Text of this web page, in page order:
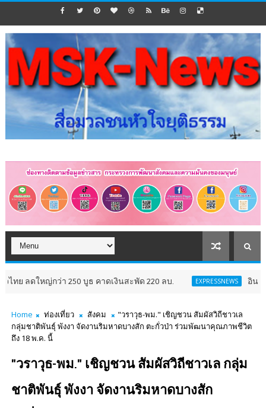
250 บูธ คาดเงินสะพัด 220 ลบ. EXPRESSNEWS อินฟอร์มา มาร์เก็ตส์
Home ท่องเที่ยว สังคม
"วราวุธ-พม." เชิญชวน สัมผัสวิถีชาวเล
กลุ่มชาติพันธุ์ พังงา จัดงานริมหาดบางสัก ตะกั่วป่า ร่วมพัฒนาคุณภาพชีวิต
ถึง 18 พ.ค. นี้
"วราวุธ-พม." เชิญชวน สัมผัสวิถีชาวเล กลุ่ม
ชาติพันธุ์ พังงา จัดงานริมหาดบางสัก